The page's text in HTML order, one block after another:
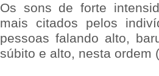
Os sons de forte
mais citados pelos
pessoas falando alto,
súbito e alto, nesta ordem